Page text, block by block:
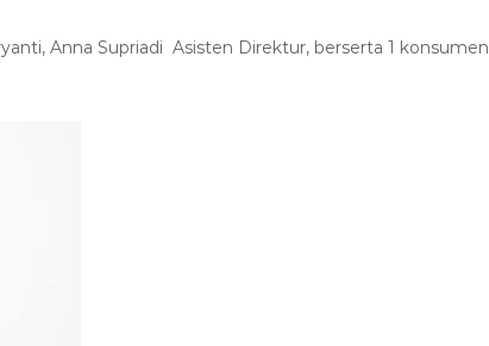
Anna Supriadi Asisten Direktur, berserta 1 konsumen